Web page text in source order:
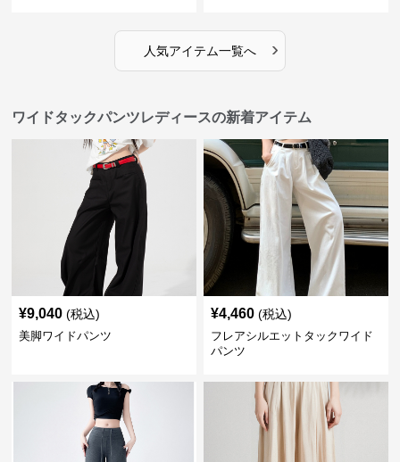
人気アイテム一覧へ ›
ワイドタックパンツレディースの新着アイテム
¥9,040 (税込)
美脚ワイドパンツ
¥4,460 (税込)
フレアシルエットタックワイド
パンツ